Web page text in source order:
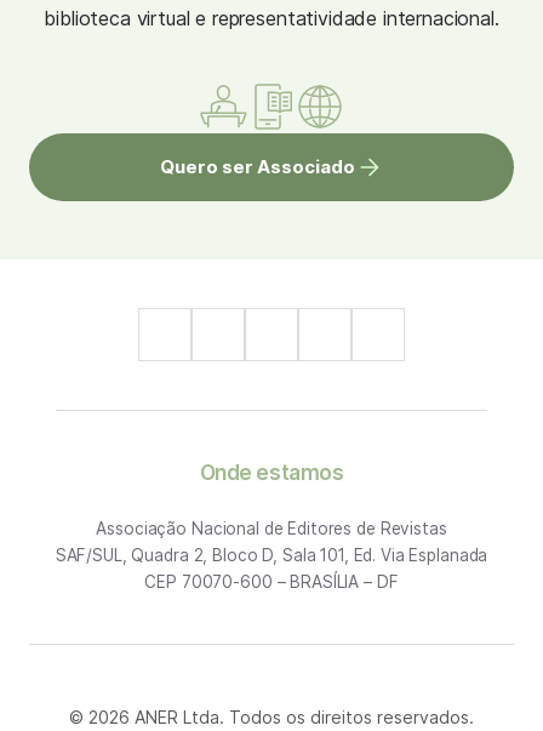
biblioteca virtual e representatividade internacional.
Quero ser Associado
Onde estamos
Associação Nacional de Editores de Revistas
SAF/SUL, Quadra 2, Bloco D, Sala 101, Ed. Via Esplanada
CEP 70070-600 – BRASÍLIA – DF
© 2026 ANER Ltda. Todos os direitos reservados.